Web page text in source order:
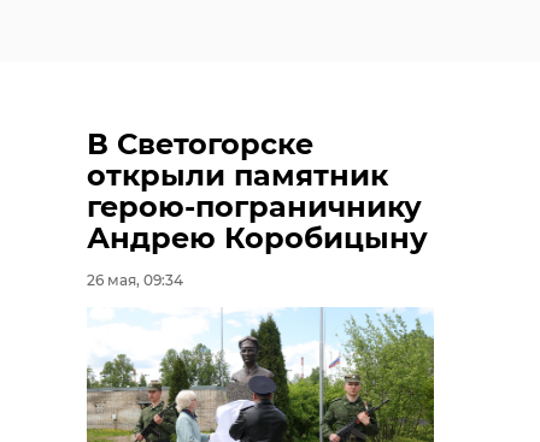
В Светогорске
открыли памятник
герою-пограничнику
Андрею Коробицыну
26 мая, 09:34